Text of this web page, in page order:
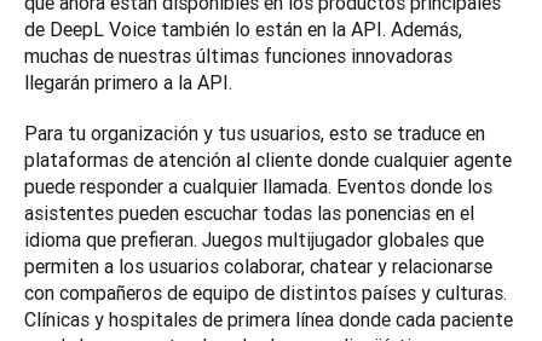
de DeepL Voice también lo están en la API. Además,
muchas de nuestras últimas funciones innovadoras
llegarán primero a la API.
Para tu organización y tus usuarios, esto se traduce en
plataformas de atención al cliente donde cualquier agente
puede responder a cualquier llamada. Eventos donde los
asistentes pueden escuchar todas las ponencias en el
idioma que prefieran. Juegos multijugador globales que
permiten a los usuarios colaborar, chatear y relacionarse
con compañeros de equipo de distintos países y culturas.
Clínicas y hospitales de primera línea donde cada paciente